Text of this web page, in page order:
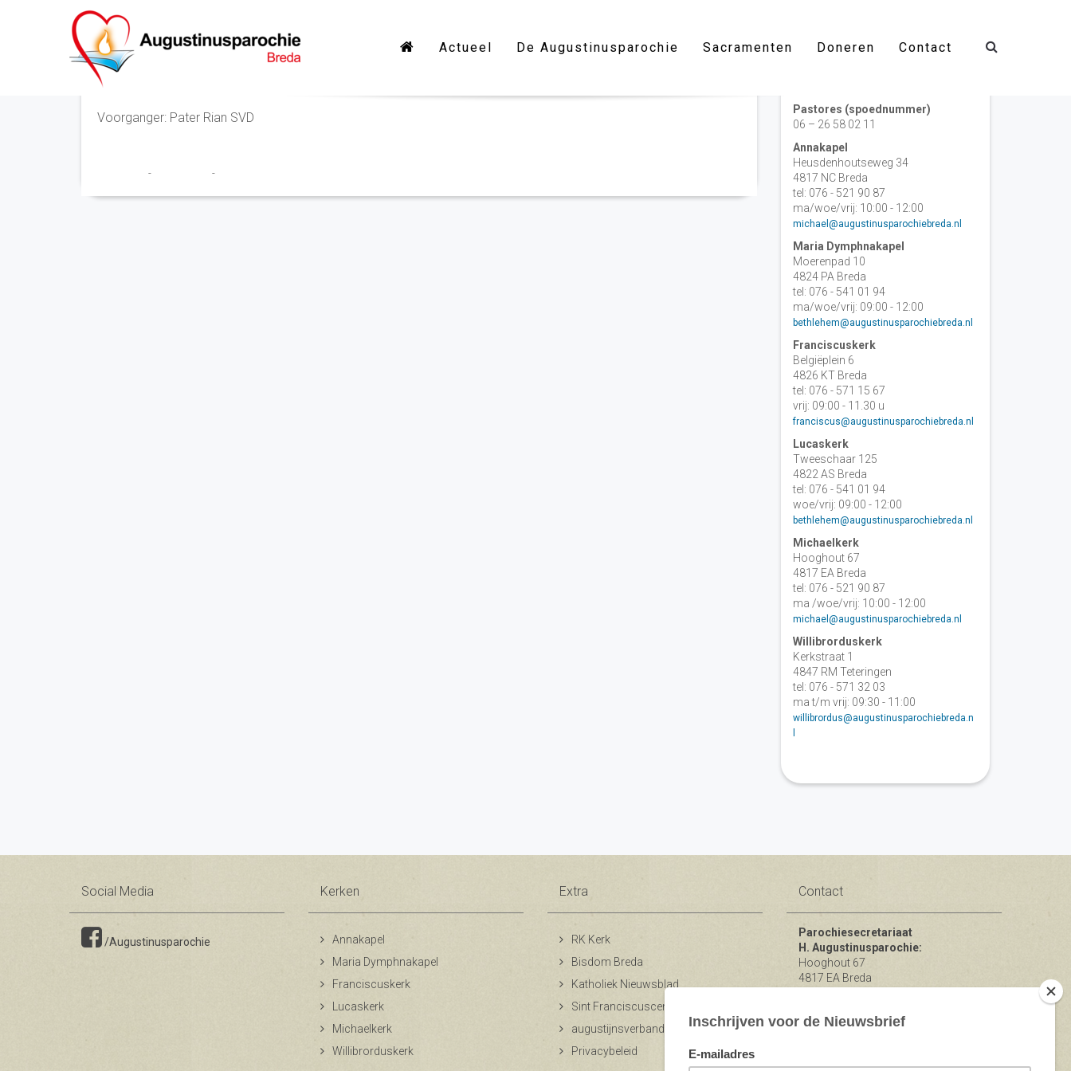
Actueel De Augustinusparochie Sacramenten Doneren Contact
Eucharistieviering
Voorganger: Pater Rian SVD
- -
Pastores (spoednummer)
06 – 26 58 02 11
Annakapel
Heusdenhoutseweg 34
4817 NC Breda
tel: 076 - 521 90 87
ma/woe/vrij: 10:00 - 12:00
michael@augustinusparochiebreda.nl
Maria Dymphnakapel
Moerenpad 10
4824 PA Breda
tel: 076 - 541 01 94
ma/woe/vrij: 09:00 - 12:00
bethlehem@augustinusparochiebreda.nl
Franciscuskerk
Belgiëplein 6
4826 KT Breda
tel: 076 - 571 15 67
vrij: 09:00 - 11.30 u
franciscus@augustinusparochiebreda.nl
Lucaskerk
Tweeschaar 125
4822 AS Breda
tel: 076 - 541 01 94
woe/vrij: 09:00 - 12:00
bethlehem@augustinusparochiebreda.nl
Michaelkerk
Hooghout 67
4817 EA Breda
tel: 076 - 521 90 87
ma /woe/vrij: 10:00 - 12:00
michael@augustinusparochiebreda.nl
Willibrorduskerk
Kerkstraat 1
4847 RM Teteringen
tel: 076 - 571 32 03
ma t/m vrij: 09:30 - 11:00
willibrordus@augustinusparochiebreda.n
Social Media
/Augustinusparochie
Kerken
Annakapel
Maria Dymphnakapel
Franciscuskerk
Lucaskerk
Michaelkerk
Willibrorduskerk
Extra
RK Kerk
Bisdom Breda
Katholiek Nieuwsblad
Sint Franciscuscentrum
augustijnsverband.nl
Privacybeleid
Contact
Parochiesecretariaat
H. Augustinusparochie:
Hooghout 67
4817 EA Breda
Bereikbaar op ma-woe-vrijdag van